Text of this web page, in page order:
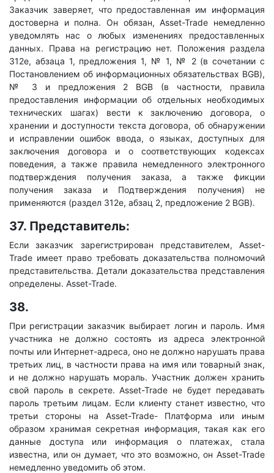
Заказчик заверяет, что предоставленная им информация
достоверна и полна. Он обязан, Asset-Trade немедленно
уведомлять нас о любых изменениях предоставленных
данных. Права на регистрацию нет. Положения раздела
312e, абзаца 1, предложения 1, № 1, № 2 (в сочетании с
Постановлением об информационных обязательствах BGB),
№ 3 и предложения 2 BGB (в частности, правила
предоставления информации об отдельных необходимых
технических шагах) вести к заключению договора, о
хранении и доступности текста договора, об обнаружении
и исправлении ошибок ввода, о языках, доступных для
заключения договора и о соответствующих кодексах
поведения, а также правила немедленного электронного
подтверждения получения заказа, а также фикции
получения заказа и Подтверждения получения) не
применяются (раздел 312e, абзац 2, предложение 2 BGB).
37. Представитель:
Если заказчик зарегистрирован представителем, Asset-
Trade имеет право требовать доказательства полномочий
представительства. Детали доказательства представления
определены. Asset-Trade.
38.
При регистрации заказчик выбирает логин и пароль. Имя
участника не должно состоять из адреса электронной
почты или Интернет-адреса, оно не должно нарушать права
третьих лиц, в частности права на имя или товарный знак,
и не должно нарушать мораль. Участник должен хранить
свой пароль в секрете. Asset-Trade не будет передавать
пароль третьим лицам. Если клиенту станет известно, что
третьи стороны на Asset-Trade- Платформа или иным
образом хранимая секретная информация, такая как его
данные доступа или информация о платежах, стала
известна, или он думает, что это возможно, он Asset-Trade
немедленно уведомить об этом.